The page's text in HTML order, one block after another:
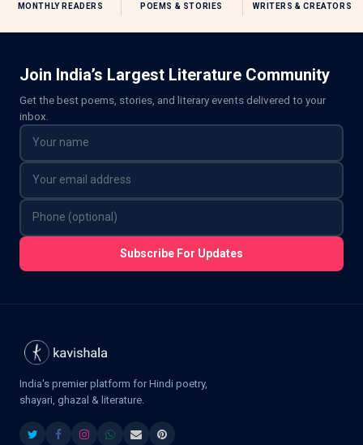
MONTHLY READERS POEMS & STORIES WRITERS & CREATORS
Join India’s Largest Literature Community
Get the best poems, stories, and literary events delivered to your
inbox.
Subscribe For Updates
India's premier platform for Hindi poetry,
shayari, ghazal & literature.